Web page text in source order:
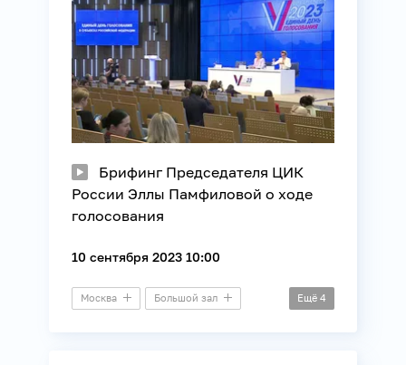
Брифинг Председателя ЦИК
России Эллы Памфиловой о ходе
голосования
10 сентября 2023 10:00
Москва Большой зал Ещё 4